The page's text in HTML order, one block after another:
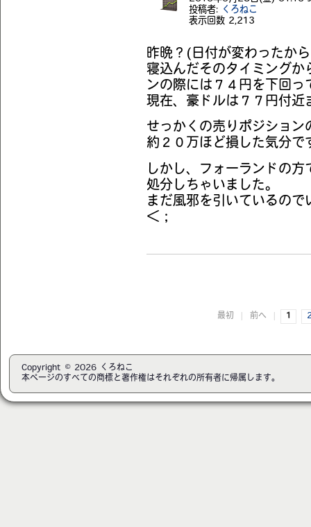
投稿者:
くろねこ
表示回数 2,213
昨晩？(日付が変わったか
寝込んだそのタイミング
ンの際には７４円を下回っ
現在、豪ドルは７７円付近
せっかくの売りポジショ
約２０万ほど損した気分で
しかし、フォーランドの
処分しちゃいました。
まだ風邪を引いているの
＜；
最初 前へ 1
Copyright © 2026 くろねこ
本ページのすべての商標と著作権はそれぞれの所有者に帰属します。